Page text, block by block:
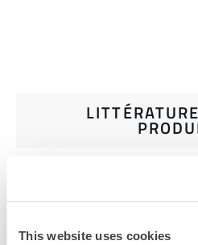
This website uses cookies